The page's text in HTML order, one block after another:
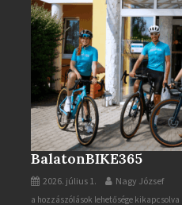
BalatonBIKE365
2026. július 1. Nagy József
BalatonBIKE365
a hozzászólások lehetősége kikapcsolva